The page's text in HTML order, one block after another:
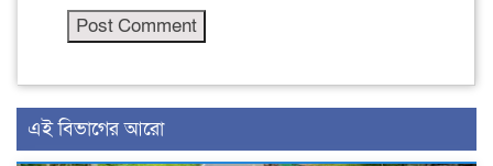
এই বিভাগের আরো